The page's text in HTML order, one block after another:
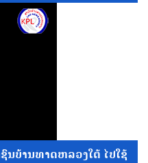
ບ້ານທາດຫລວງໃຕ້ ໄປໃຊ້